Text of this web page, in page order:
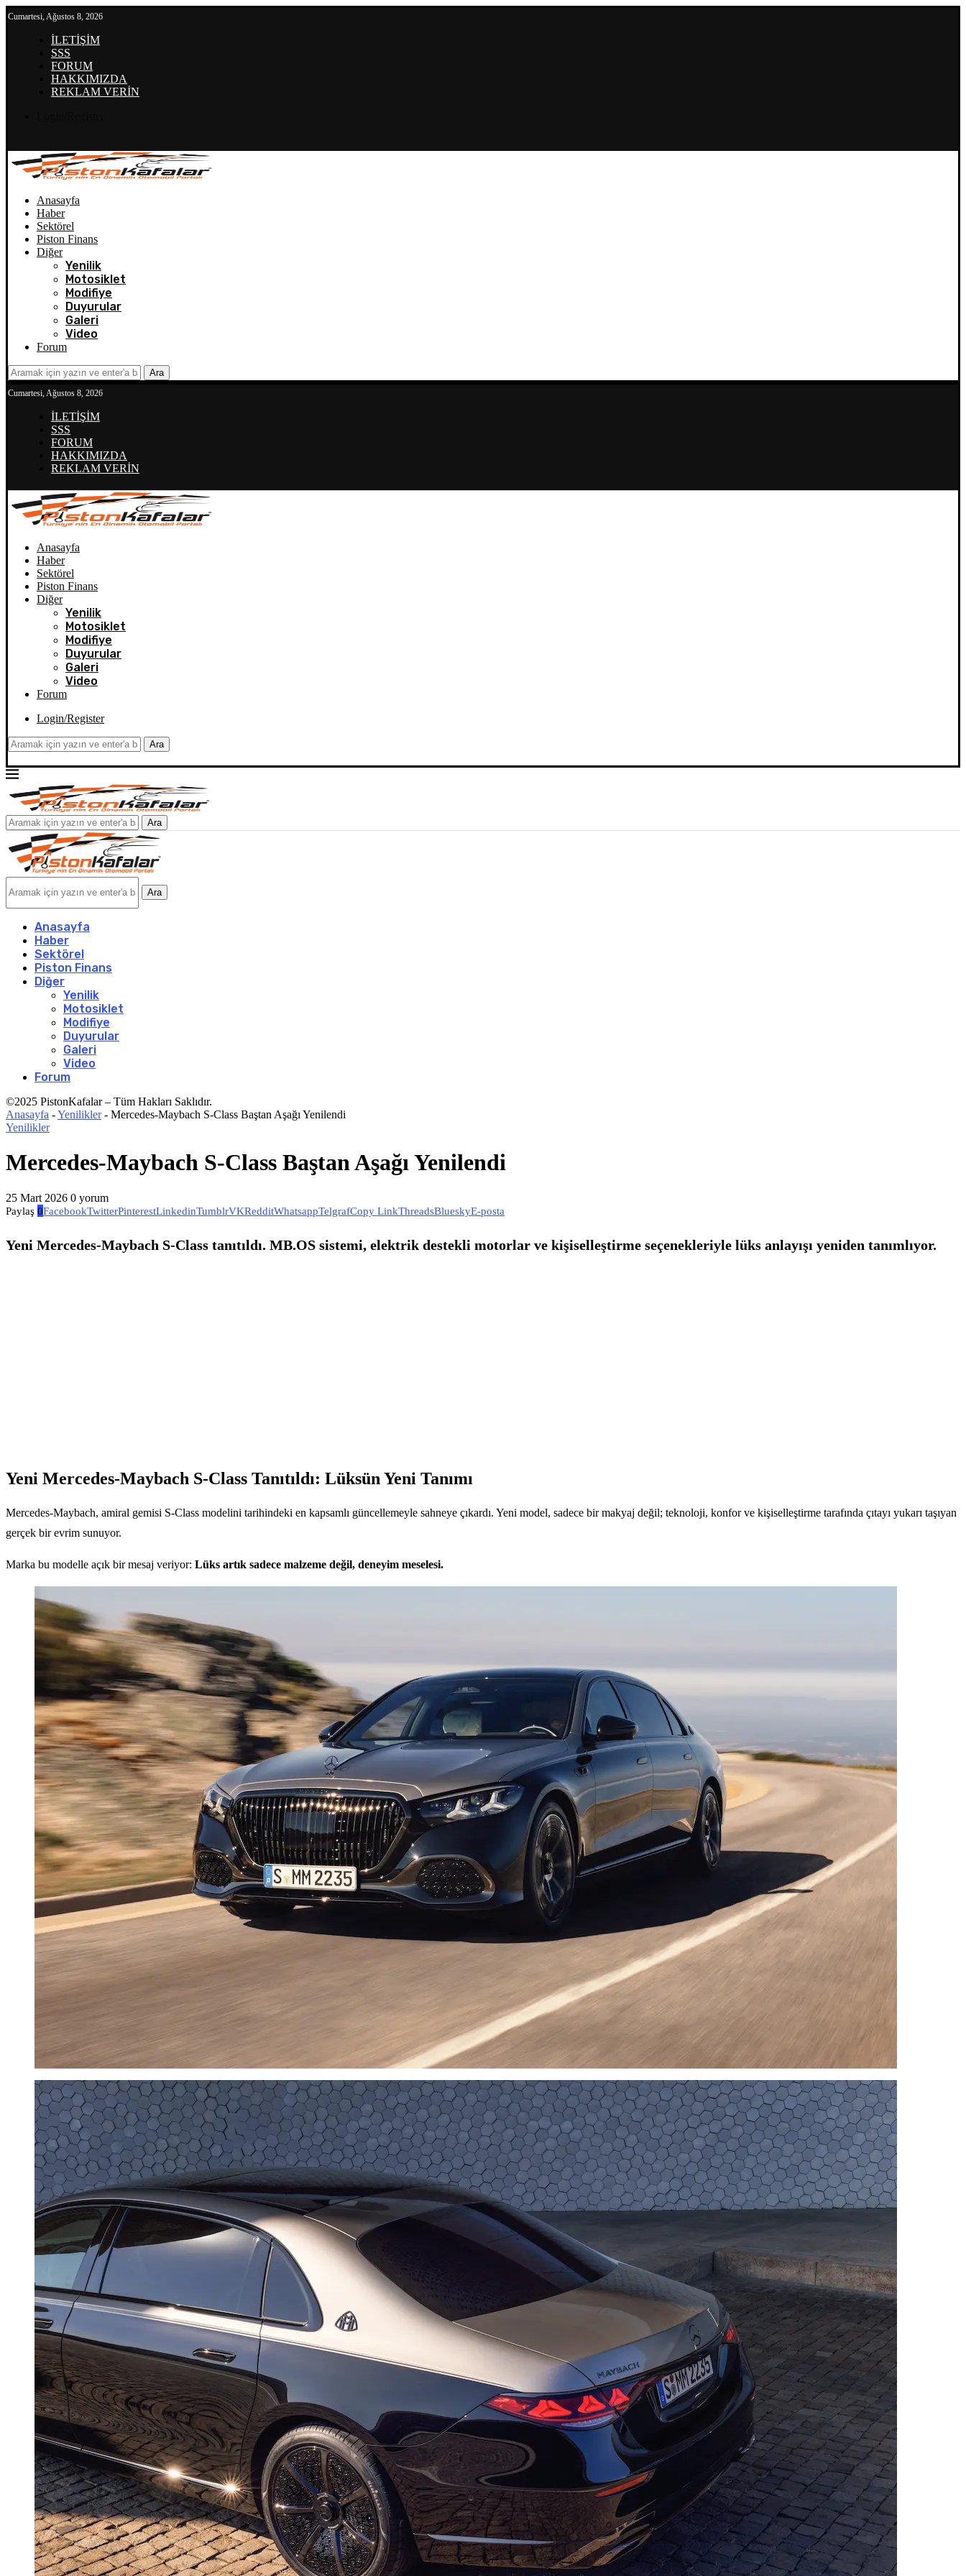
Cumartesi, Ağustos 8, 2026
İLETİŞİM
SSS
FORUM
HAKKIMIZDA
REKLAM VERİN
Anasayfa
Haber
Sektörel
Piston Finans
Diğer
Yenilik
Motosiklet
Modifiye
Duyurular
Galeri
Video
Forum
Ara
Cumartesi, Ağustos 8, 2026
İLETİŞİM
SSS
FORUM
HAKKIMIZDA
REKLAM VERİN
Anasayfa
Haber
Sektörel
Piston Finans
Diğer
Yenilik
Motosiklet
Modifiye
Duyurular
Galeri
Video
Forum
Login/Register
Ara
Ara
Ara
Anasayfa
Haber
Sektörel
Piston Finans
Diğer
Yenilik
Motosiklet
Modifiye
Duyurular
Galeri
Video
Forum
©2025 PistonKafalar – Tüm Hakları Saklıdır.
Anasayfa -Yenilikler- Mercedes-Maybach S-Class Baştan Aşağı Yenilendi
Yenilikler
Mercedes-Maybach S-Class Baştan Aşağı Yenilendi
25 Mart 2026 0 yorum
Paylaş 0FacebookTwitterPinterestLinkedinTumblrVKRedditWhatsappTelgrafCopy LinkThreadsBlueskyE-posta
Yeni Mercedes-Maybach S-Class tanıtıldı. MB.OS sistemi, elektrik destekli motorlar ve kişiselleştirme seçenekleriyle lüks anlayışı yeniden tanımlıyor.
Yeni Mercedes-Maybach S-Class Tanıtıldı: Lüksün Yeni Tanımı
Mercedes-Maybach, amiral gemisi S-Class modelini tarihindeki en kapsamlı güncellemeyle sahneye çıkardı. Yeni model, sadece bir makyaj değil; teknoloji, konfor ve kişiselleştirme tarafında çıtayı yukarı taşıyan
gerçek bir evrim sunuyor.
Marka bu modelle açık bir mesaj veriyor: Lüks artık sadece malzeme değil, deneyim meselesi.